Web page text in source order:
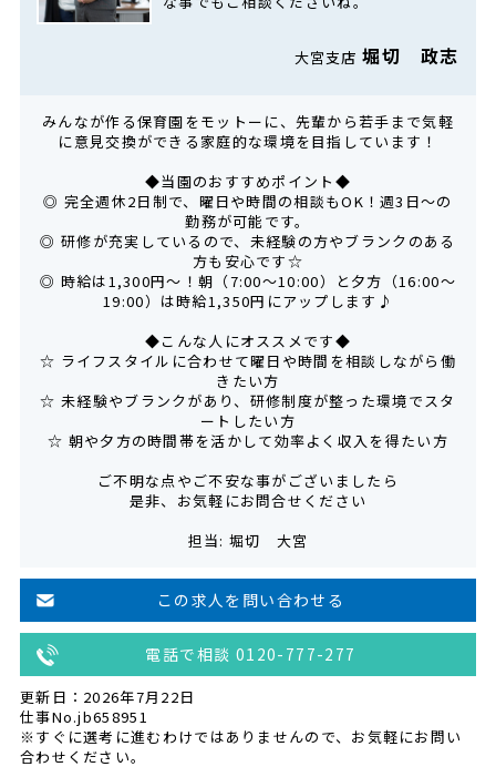
大宮支店堀切 政志
みんなが作る保育園をモットーに、先輩から若手まで気軽
に意見交換ができる家庭的な環境を目指しています！
◆当園のおすすめポイント◆
◎ 完全週休2日制で、曜日や時間の相談もOK！週3日〜の
勤務が可能です。
◎ 研修が充実しているので、未経験の方やブランクのある
方も安心です☆
◎ 時給は1,300円〜！朝（7:00〜10:00）と夕方（16:00〜
19:00）は時給1,350円にアップします♪
◆こんな人にオススメです◆
☆ ライフスタイルに合わせて曜日や時間を相談しながら働
きたい方
☆ 未経験やブランクがあり、研修制度が整った環境でスタ
ートしたい方
☆ 朝や夕方の時間帯を活かして効率よく収入を得たい方
ご不明な点やご不安な事がございましたら
是非、お気軽にお問合せください
担当: 堀切 大宮
この求人を問い合わせる
電話で相談 0120-777-277
更新日：2026年7月22日
仕事No.jb658951
※すぐに選考に進むわけではありませんので、お気軽にお問い
合わせください。